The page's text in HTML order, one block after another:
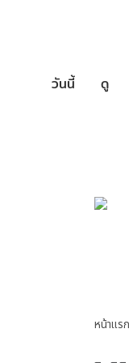
วันนี้ ดู
หน้าแรก